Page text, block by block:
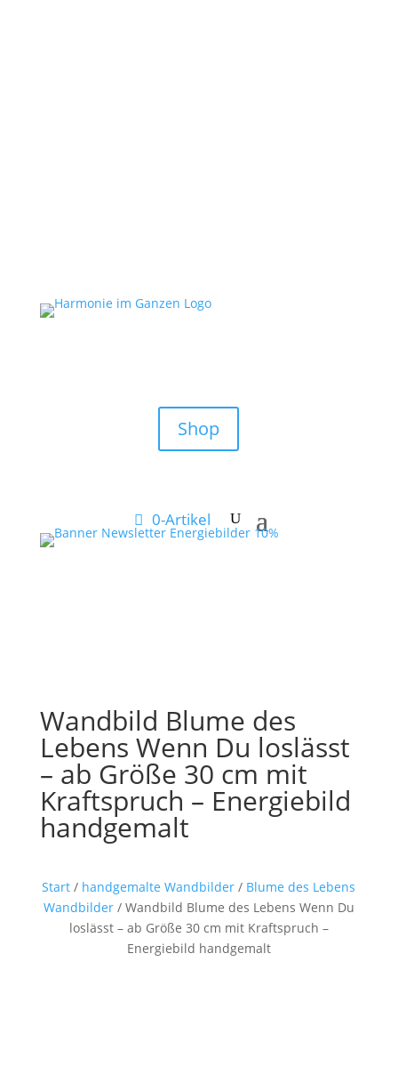
Shop
0-Artikel
Wandbild Blume des
Lebens Wenn Du loslässt
– ab Größe 30 cm mit
Kraftspruch – Energiebild
handgemalt
Start / handgemalte Wandbilder / Blume des Lebens
Wandbilder/ Wandbild Blume des Lebens Wenn Du
loslässt – ab Größe 30 cm mit Kraftspruch –
Energiebild handgemalt